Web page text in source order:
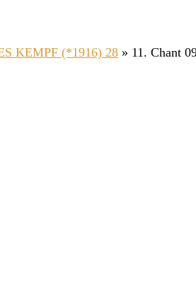
KEMPF (*1916) 28 » 11. Chant